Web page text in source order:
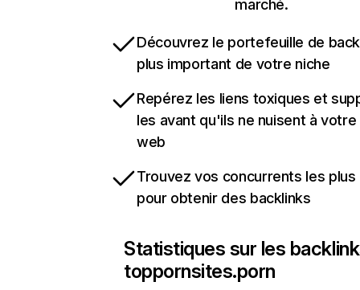
marché.
Découvrez le portefeuille de
plus important de votre niche
Repérez les liens toxiques et
les avant qu'ils ne nuisent à
web
Trouvez vos concurrents les
pour obtenir des backlinks
Statistiques sur les
toppornsites.porn